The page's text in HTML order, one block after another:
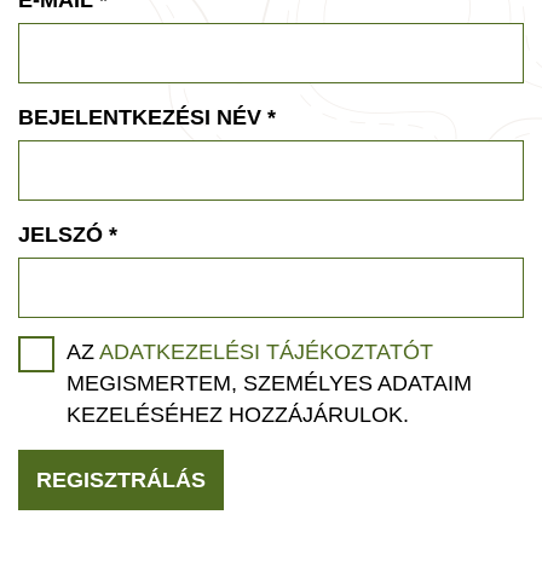
BEJELENTKEZÉSI NÉV *
JELSZÓ *
AZ ADATKEZELÉSI TÁJÉKOZTATÓT
MEGISMERTEM, SZEMÉLYES ADATAIM
KEZELÉSÉHEZ HOZZÁJÁRULOK.
REGISZTRÁLÁS